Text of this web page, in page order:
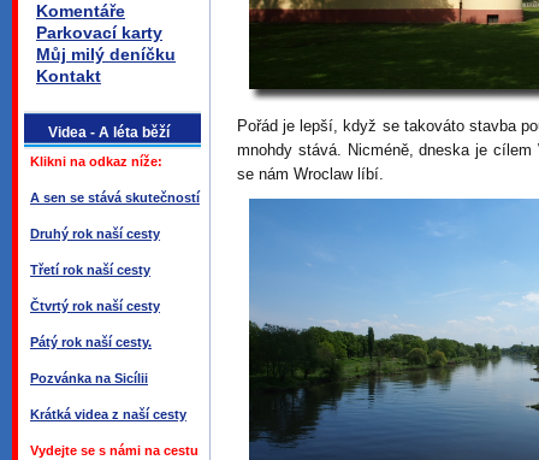
Komentáře
Parkovací karty
Můj milý deníčku
Kontakt
Videa - A léta běží
Klikni na odkaz níže:
A sen se stává skutečností
Druhý rok naší cesty
Třetí rok naší cesty
Čtvrtý rok naší cesty
Pátý rok naší cesty.
Pozvánka na Sicílii
Krátká videa z naší cesty
Vydejte se s námi na cestu
Pořád je lepší, když se takováto stavba
mnohdy stává. Nicméně, dneska je
se nám Wroclaw líbí.